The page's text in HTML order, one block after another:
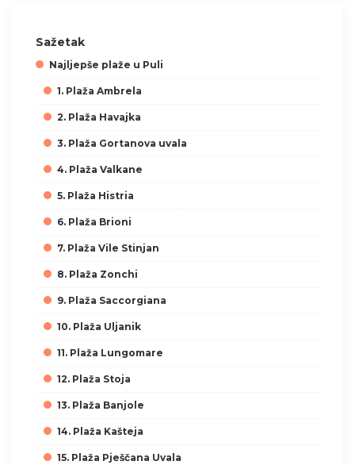
Sažetak
Najljepše plaže u Puli
1. Plaža Ambrela
2. Plaža Havajka
3. Plaža Gortanova uvala
4. Plaža Valkane
5. Plaža Histria
6. Plaža Brioni
7. Plaža Vile Stinjan
8. Plaža Zonchi
9. Plaža Saccorgiana
10. Plaža Uljanik
11. Plaža Lungomare
12. Plaža Stoja
13. Plaža Banjole
14. Plaža Kašteja
15. Plaža Pješčana Uvala